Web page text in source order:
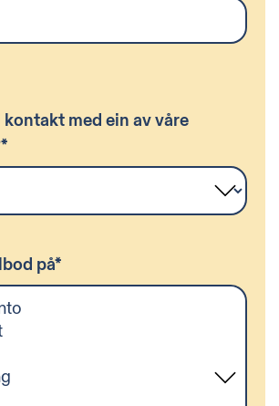
kontakt med ein av våre
*
på*